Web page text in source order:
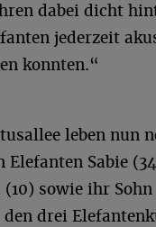
dabei dicht
jederzeit
konnten.“
leben nun
Elefanten Sabie
sowie ihr Sohn
den drei